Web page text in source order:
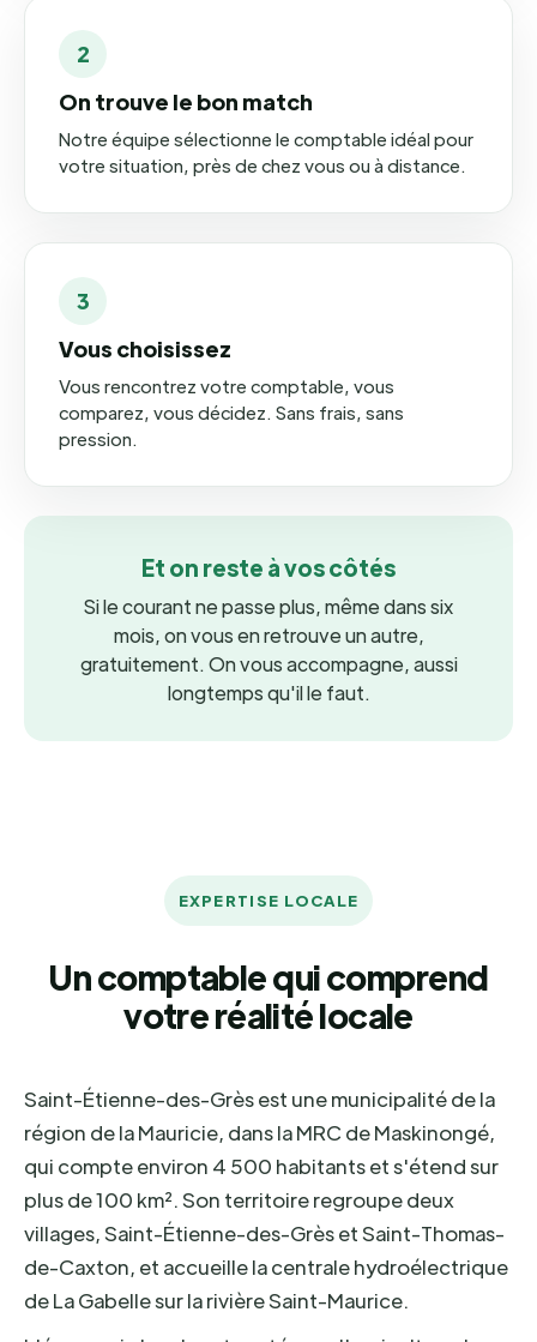
2
On trouve le bon match
Notre équipe sélectionne le comptable idéal pour
votre situation, près de chez vous ou à distance.
3
Vous choisissez
Vous rencontrez votre comptable, vous
comparez, vous décidez. Sans frais, sans
pression.
Et on reste à vos côtés
Si le courant ne passe plus, même dans six
mois, on vous en retrouve un autre,
gratuitement. On vous accompagne, aussi
longtemps qu'il le faut.
EXPERTISE LOCALE
Un comptable qui comprend
votre réalité locale
Saint-Étienne-des-Grès est une municipalité de la
région de la Mauricie, dans la MRC de Maskinongé,
qui compte environ 4 500 habitants et s'étend sur
plus de 100 km². Son territoire regroupe deux
villages, Saint-Étienne-des-Grès et Saint-Thomas-
de-Caxton, et accueille la centrale hydroélectrique
de La Gabelle sur la rivière Saint-Maurice.